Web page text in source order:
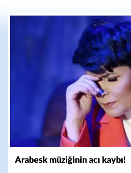
Arabesk müziğinin acı kaybı!